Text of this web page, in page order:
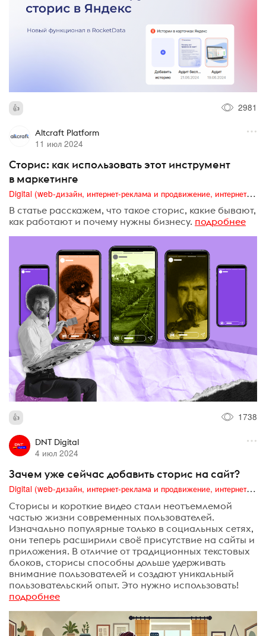
2981
Altcraft Platform
11 июл 2024
Сторис: как использовать этот инструмент
в маркетинге
Digital (web-дизайн, интернет-реклама и продвижение, интернет-сообщества и блоги, интернет-коммуникации, мобильный маркетинг, реклама на цифровых экранах)
В статье расскажем, что такое сторис, какие бывают,
как работают и почему нужны бизнесу. подробнее
1738
DNT Digital
4 июл 2024
Зачем уже сейчас добавить сторис на сайт?
Digital (web-дизайн, интернет-реклама и продвижение, интернет-сообщества и блоги, интернет-коммуникации, мобильный маркетинг, реклама на цифровых экранах)
Сторисы и короткие видео стали неотъемлемой
частью жизни современных пользователей.
Изначально популярные только в социальных сетях,
они теперь расширили своё присутствие на сайты и
приложения. В отличие от традиционных текстовых
блоков, сторисы способны дольше удерживать
внимание пользователей и создают уникальный
пользовательский опыт. Это нужно использовать!
подробнее